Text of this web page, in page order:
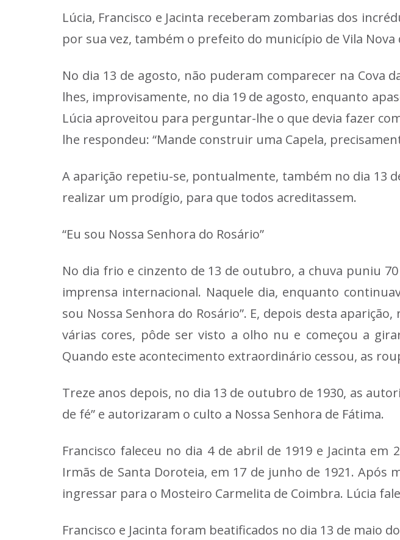
Lúcia, Francisco e Jacinta receberam zombarias dos
por sua vez, também o prefeito do município de Vila
No dia 13 de agosto, não puderam comparecer na Cova
lhes, improvisamente, no dia 19 de agosto, enquanto
Lúcia aproveitou para perguntar-lhe o que devia fazer
lhe respondeu: “Mande construir uma Capela,
A aparição repetiu-se, pontualmente, também no dia 13
realizar um prodígio, para que todos acreditassem.
“Eu sou Nossa Senhora do Rosário”
No dia frio e cinzento de 13 de outubro, a chuva puniu
imprensa internacional. Naquele dia, enquanto
sou Nossa Senhora do Rosário”. E, depois desta
várias cores, pôde ser visto a olho nu e começou a
Quando este acontecimento extraordinário cessou, as
Treze anos depois, no dia 13 de outubro de 1930, as
de fé” e autorizaram o culto a Nossa Senhora de Fátima.
Francisco faleceu no dia 4 de abril de 1919 e Jacinta
Irmãs de Santa Doroteia, em 17 de junho de 1921. Após
ingressar para o Mosteiro Carmelita de Coimbra. Lúcia
Francisco e Jacinta foram beatificados no dia 13 de maio